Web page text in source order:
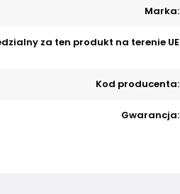
Marka:
za ten produkt na terenie UE
Kod producenta:
Gwarancja: